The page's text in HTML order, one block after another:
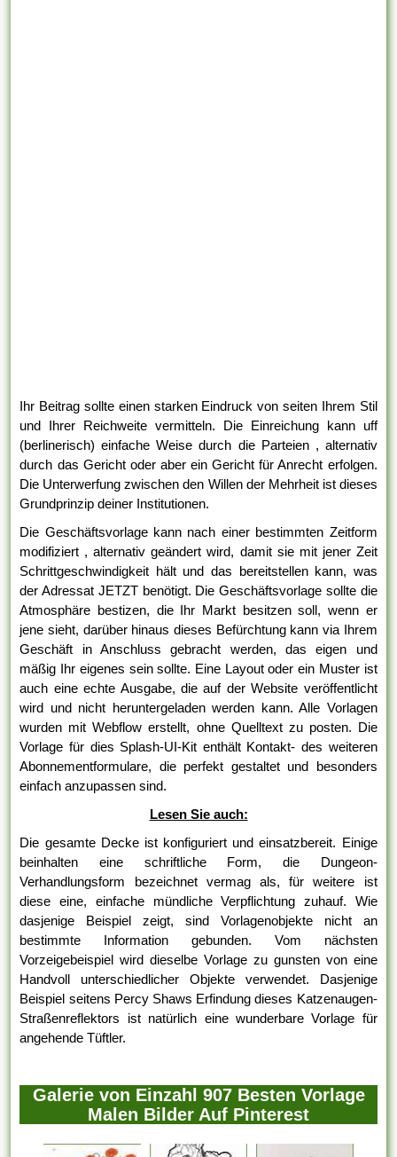
Ihr Beitrag sollte einen starken Eindruck von seiten Ihrem Stil
und Ihrer Reichweite vermitteln. Die Einreichung kann uff
(berlinerisch) einfache Weise durch die Parteien , alternativ
durch das Gericht oder aber ein Gericht für Anrecht erfolgen.
Die Unterwerfung zwischen den Willen der Mehrheit ist dieses
Grundprinzip deiner Institutionen.
Die Geschäftsvorlage kann nach einer bestimmten Zeitform
modifiziert , alternativ geändert wird, damit sie mit jener Zeit
Schrittgeschwindigkeit hält und das bereitstellen kann, was
der Adressat JETZT benötigt. Die Geschäftsvorlage sollte die
Atmosphäre bestizen, die Ihr Markt besitzen soll, wenn er
jene sieht, darüber hinaus dieses Befürchtung kann via Ihrem
Geschäft in Anschluss gebracht werden, das eigen und
mäßig Ihr eigenes sein sollte. Eine Layout oder ein Muster ist
auch eine echte Ausgabe, die auf der Website veröffentlicht
wird und nicht heruntergeladen werden kann. Alle Vorlagen
wurden mit Webflow erstellt, ohne Quelltext zu posten. Die
Vorlage für dies Splash-UI-Kit enthält Kontakt- des weiteren
Abonnementformulare, die perfekt gestaltet und besonders
einfach anzupassen sind.
Lesen Sie auch:
Die gesamte Decke ist konfiguriert und einsatzbereit. Einige
beinhalten eine schriftliche Form, die Dungeon-
Verhandlungsform bezeichnet vermag als, für weitere ist
diese eine, einfache mündliche Verpflichtung zuhauf. Wie
dasjenige Beispiel zeigt, sind Vorlagenobjekte nicht an
bestimmte Information gebunden. Vom nächsten
Vorzeigebeispiel wird dieselbe Vorlage zu gunsten von eine
Handvoll unterschiedlicher Objekte verwendet. Dasjenige
Beispiel seitens Percy Shaws Erfindung dieses Katzenaugen-
Straßenreflektors ist natürlich eine wunderbare Vorlage für
angehende Tüftler.
Galerie von Einzahl 907 Besten Vorlage
Malen Bilder Auf Pinterest